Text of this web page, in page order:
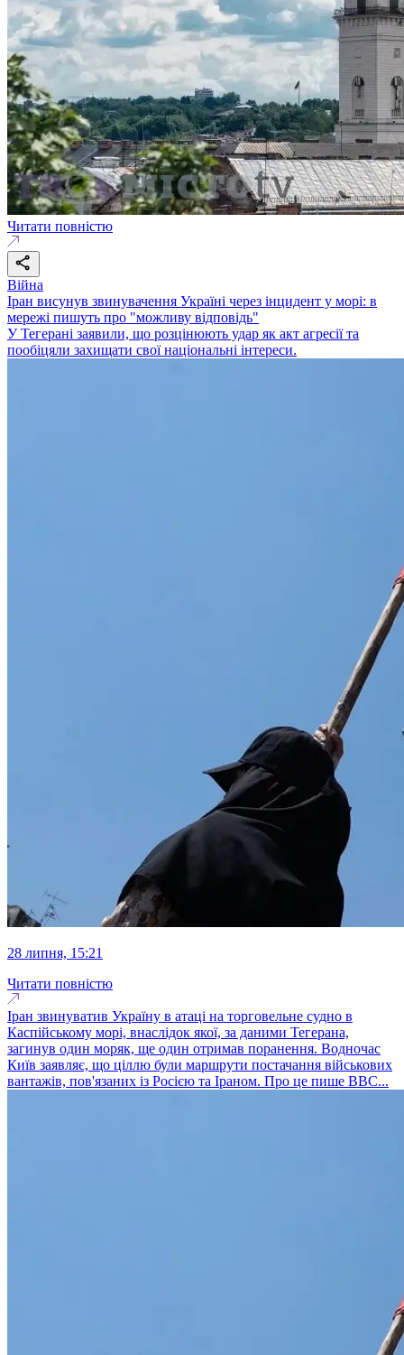
Читати повністю
Війна
Іран висунув звинувачення Україні через інцидент у морі: в
мережі пишуть про "можливу відповідь"
У Тегерані заявили, що розцінюють удар як акт агресії та
пообіцяли захищати свої національні інтереси.
28 липня, 15:21
Читати повністю
Іран звинуватив Україну в атаці на торговельне судно в
Каспійському морі, внаслідок якої, за даними Тегерана,
загинув один моряк, ще один отримав поранення. Водночас
Київ заявляє, що ціллю були маршрути постачання військових
вантажів, пов'язаних із Росією та Іраном. Про це пише BBC...